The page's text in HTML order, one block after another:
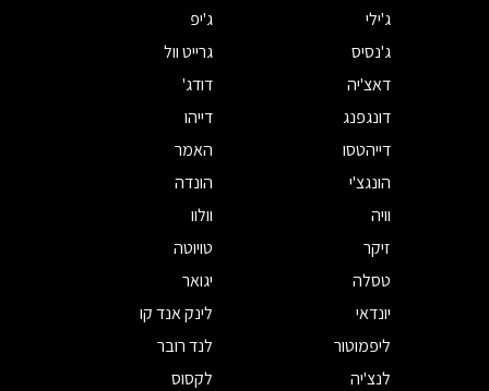
ג'ילי
ג'יפ
ג'נסיס
גרייט וול
דאצ'יה
דודג'
דונגפנג
דייהו
דייהטסו
האמר
הונגצ'י
הונדה
וויה
וולוו
זיקר
טויוטה
טסלה
יגואר
יונדאי
לינק אנד קו
ליפמוטור
לנד רובר
לנצ'יה
לקסוס